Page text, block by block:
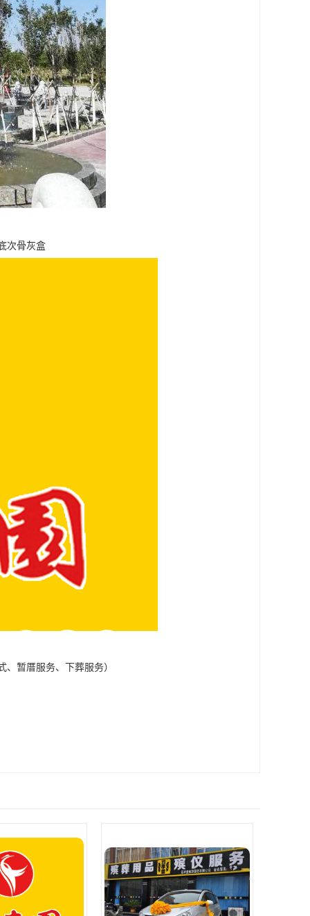
次骨灰盒
暂厝服务、下葬服务）